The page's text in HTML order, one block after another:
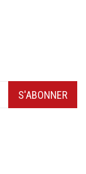
S'ABONNER